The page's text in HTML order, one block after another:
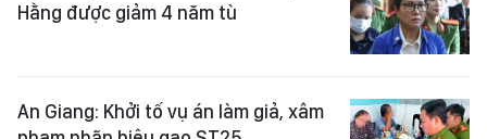
Hằng được giảm 4 năm tù
An Giang: Khởi tố vụ án làm giả, xâm